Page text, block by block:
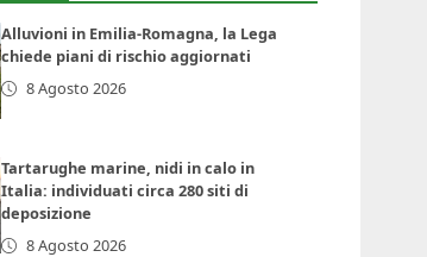
Alluvioni in Emilia-Romagna, la Lega
chiede piani di rischio aggiornati
8 Agosto 2026
Tartarughe marine, nidi in calo in
Italia: individuati circa 280 siti di
deposizione
8 Agosto 2026